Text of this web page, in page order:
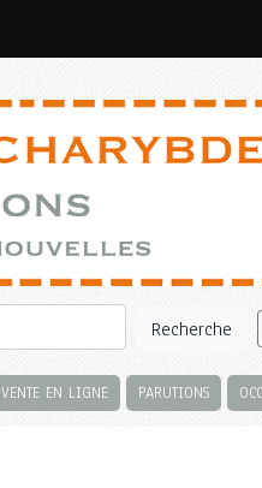
Recherche
VENTE EN LIGNE PARUTIONS